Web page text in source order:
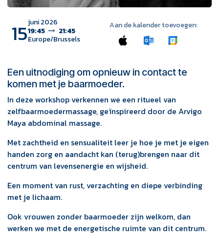
15juni 2026
19:45
21:45
Europe/Brussels
Aan de kalender toevoegen:
Een uitnodiging om opnieuw in contact te
komen met je baarmoeder.
In deze workshop verkennen we een ritueel van
zelfbaarmoedermassage, geïnspireerd door de Arvigo
Maya abdominal massage.
Met zachtheid en sensualiteit leer je hoe je met je eigen
handen zorg en aandacht kan (terug)brengen naar dit
centrum van levensenergie en wijsheid.
Een moment van rust, verzachting en diepe verbinding
met je lichaam.
Ook vrouwen zonder baarmoeder zijn welkom, dan
werken we met de energetische ruimte van dit centrum.